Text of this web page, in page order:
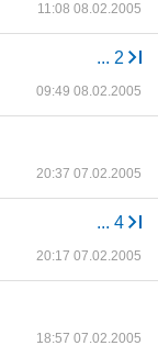
11:08 08.02.2005
... 2
09:49 08.02.2005
20:37 07.02.2005
... 4
20:17 07.02.2005
18:57 07.02.2005